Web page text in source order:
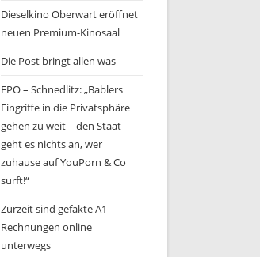
Dieselkino Oberwart eröffnet
neuen Premium-Kinosaal
Die Post bringt allen was
FPÖ – Schnedlitz: „Bablers
Eingriffe in die Privatsphäre
gehen zu weit – den Staat
geht es nichts an, wer
zuhause auf YouPorn & Co
surft!“
Zurzeit sind gefakte A1-
Rechnungen online
unterwegs